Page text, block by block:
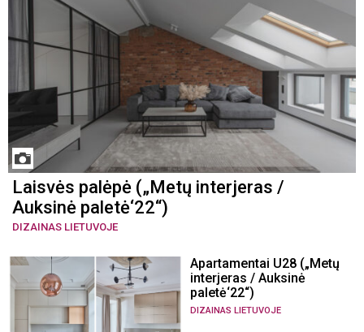
Laisvės palėpė („Metų interjeras /
Auksinė paletė‘22“)
DIZAINAS LIETUVOJE
Apartamentai U28 („Metų
interjeras / Auksinė
paletė‘22“)
DIZAINAS LIETUVOJE